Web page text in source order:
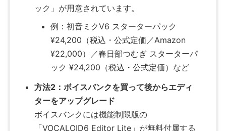
ック」が用意されています。
例：初音ミクV6 スターターパック
¥24,200（税込・公式定価／Amazon
¥22,000）／春日部つむぎ スターターパ
ック ¥24,200（税込・公式定価）など
方法2：ボイスバンクを買って後からエディ
ターをアップグレード
ボイスバンクには機能制限版の
「VOCALOID6 Editor Lite」が無料付属する